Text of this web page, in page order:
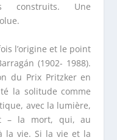
construits. Une
l’origine et le point
(1902- 1988).
du Prix Pritzker en
la solitude comme
avec la lumière,
– la mort, qui, au
la vie. Si la vie et la